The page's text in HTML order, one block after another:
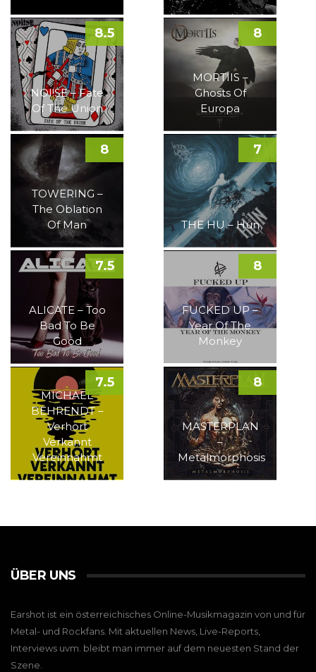
NOI!SE – Fate
Of The Union
8.5
MORTIIS –
Ghosts Of
Europa
8
TOWERING –
The Oblation
Of Man
8
THE HU – Hun
7
ALICATE – Too
Bad To Be
Good
7.5
FUCKED UP –
Year Of The
Monkey
8
MICHAEL
BEHRENDT –
Verhört
Verkannt
Vereinnahmt
7.5
MASTERPLAN
–
Metalmorphosis
8
ÜBER UNS
Earshot ist ein österreichisches Online-Musikmagazin von und für
Metal- und Rockfans. Mit aktuellen News, Live-Reports,
Interviews uvm. bleibt man immer auf dem neuesten Stand der
Szene.